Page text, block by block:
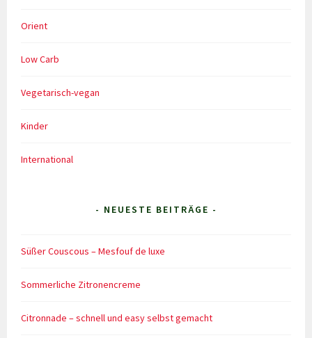
Orient
Low Carb
Vegetarisch-vegan
Kinder
International
- NEUESTE BEITRÄGE -
Süßer Couscous – Mesfouf de luxe
Sommerliche Zitronencreme
Citronnade – schnell und easy selbst gemacht